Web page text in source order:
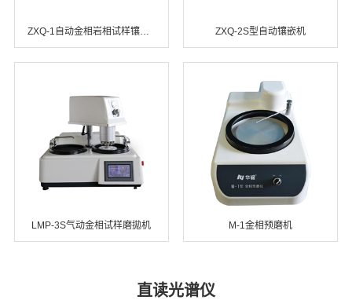
ZXQ-1自动金相岩相试样镶嵌机 ZXQ-2S型自动镶嵌机
LMP-3S气动金相试样磨拋机 M-1金相预磨机
直读光谱仪